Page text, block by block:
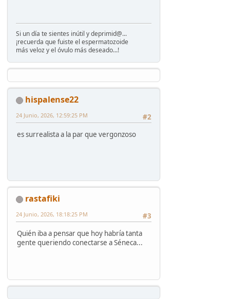
Si un día te sientes inútil y deprimid@...
¡recuerda que fuiste el espermatozoide
más veloz y el óvulo más deseado...!
hispalense22
#2
24 Junio, 2026, 12:59:25 PM
es surrealista a la par que vergonzoso
rastafiki
#3
24 Junio, 2026, 18:18:25 PM
Quién iba a pensar que hoy habría tanta
gente queriendo conectarse a Séneca...